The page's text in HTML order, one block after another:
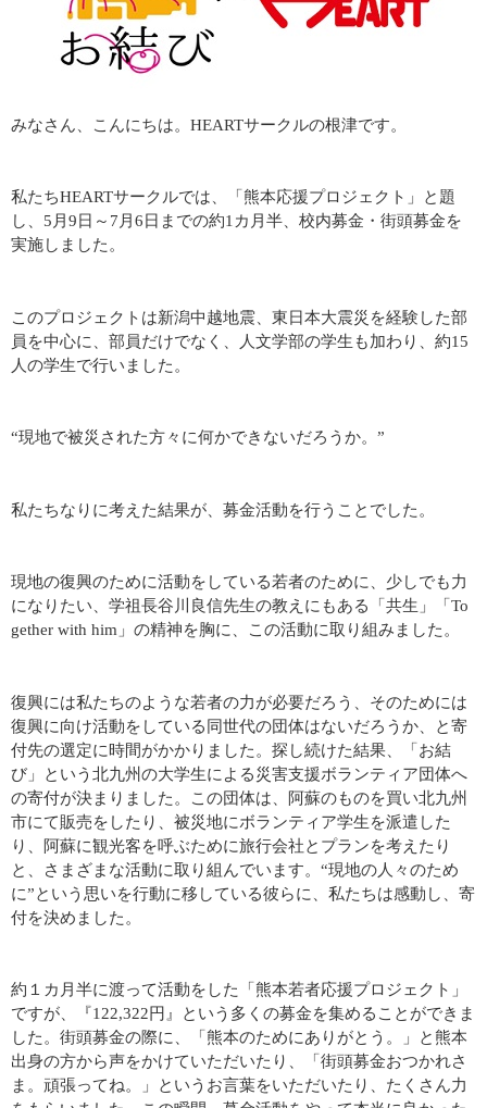
みなさん、こんにちは。HEARTサークルの根津です。
私たちHEARTサークルでは、「熊本応援プロジェクト」と題
し、5月9日～7月6日までの約1カ月半、校内募金・街頭募金を
実施しました。
このプロジェクトは新潟中越地震、東日本大震災を経験した部
員を中心に、部員だけでなく、人文学部の学生も加わり、約15
人の学生で行いました。
“現地で被災された方々に何かできないだろうか。”
私たちなりに考えた結果が、募金活動を行うことでした。
現地の復興のために活動をしている若者のために、少しでも力
になりたい、学祖長谷川良信先生の教えにもある「共生」「To
gether with him」の精神を胸に、この活動に取り組みました。
復興には私たちのような若者の力が必要だろう、そのためには
復興に向け活動をしている同世代の団体はないだろうか、と寄
付先の選定に時間がかかりました。探し続けた結果、「お結
び」という北九州の大学生による災害支援ボランティア団体へ
の寄付が決まりました。この団体は、阿蘇のものを買い北九州
市にて販売をしたり、被災地にボランティア学生を派遣した
り、阿蘇に観光客を呼ぶために旅行会社とプランを考えたり
と、さまざまな活動に取り組んでいます。“現地の人々のため
に”という思いを行動に移している彼らに、私たちは感動し、寄
付を決めました。
約１カ月半に渡って活動をした「熊本若者応援プロジェクト」
ですが、『122,322円』という多くの募金を集めることができま
した。街頭募金の際に、「熊本のためにありがとう。」と熊本
出身の方から声をかけていただいたり、「街頭募金おつかれさ
ま。頑張ってね。」というお言葉をいただいたり、たくさん力